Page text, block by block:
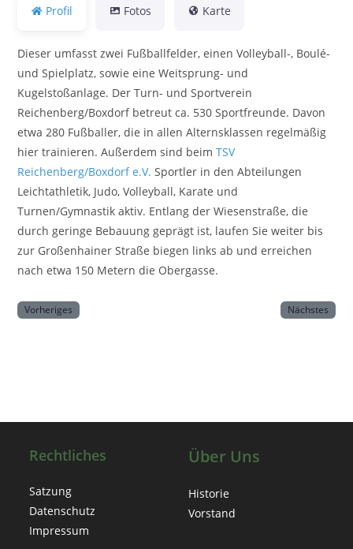
Profil Fotos Karte
Dieser umfasst zwei Fußballfelder, einen Volleyball-, Boulé-
und Spielplatz, sowie eine Weitsprung- und
Kugelstoßanlage. Der Turn- und Sportverein
Reichenberg/Boxdorf betreut ca. 530 Sportfreunde. Davon
etwa 280 Fußballer, die in allen Alternsklassen regelmäßig
hier trainieren. Außerdem sind beimTSV
Reichenberg/Boxdorf e.V. Sportler in den Abteilungen
Leichtathletik, Judo, Volleyball, Karate und
Turnen/Gymnastik aktiv. Entlang der Wiesenstraße, die
durch geringe Bebauung geprägt ist, laufen Sie weiter bis
zur Großenhainer Straße biegen links ab und erreichen
nach etwa 150 Metern die Obergasse.
Vorheriges Nächstes
Rechtliches
Satzung
Datenschutz
Impressum
Über Uns
Historie
Vorstand